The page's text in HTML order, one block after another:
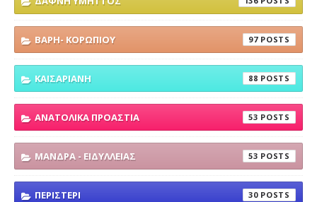
ΒΑΡΗ- ΚΟΡΩΠΙΟΥ 97
ΚΑΙΣΑΡΙΑΝΗ 88
ΑΝΑΤΟΛΙΚΑ ΠΡΟΑΣΤΙΑ 53
ΜΑΝΔΡΑ - ΕΙΔΥΛΛΕΙΑΣ 53
ΠΕΡΙΣΤΕΡΙ 30